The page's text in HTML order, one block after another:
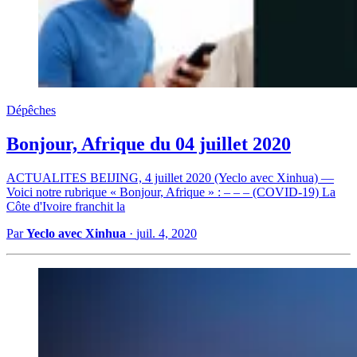
Dépêches
Bonjour, Afrique du 04 juillet 2020
ACTUALITES BEIJING, 4 juillet 2020 (Yeclo avec Xinhua) —
Voici notre rubrique « Bonjour, Afrique » : – – – (COVID-19) La
Côte d'Ivoire franchit la
ParYeclo avec Xinhua · juil. 4, 2020